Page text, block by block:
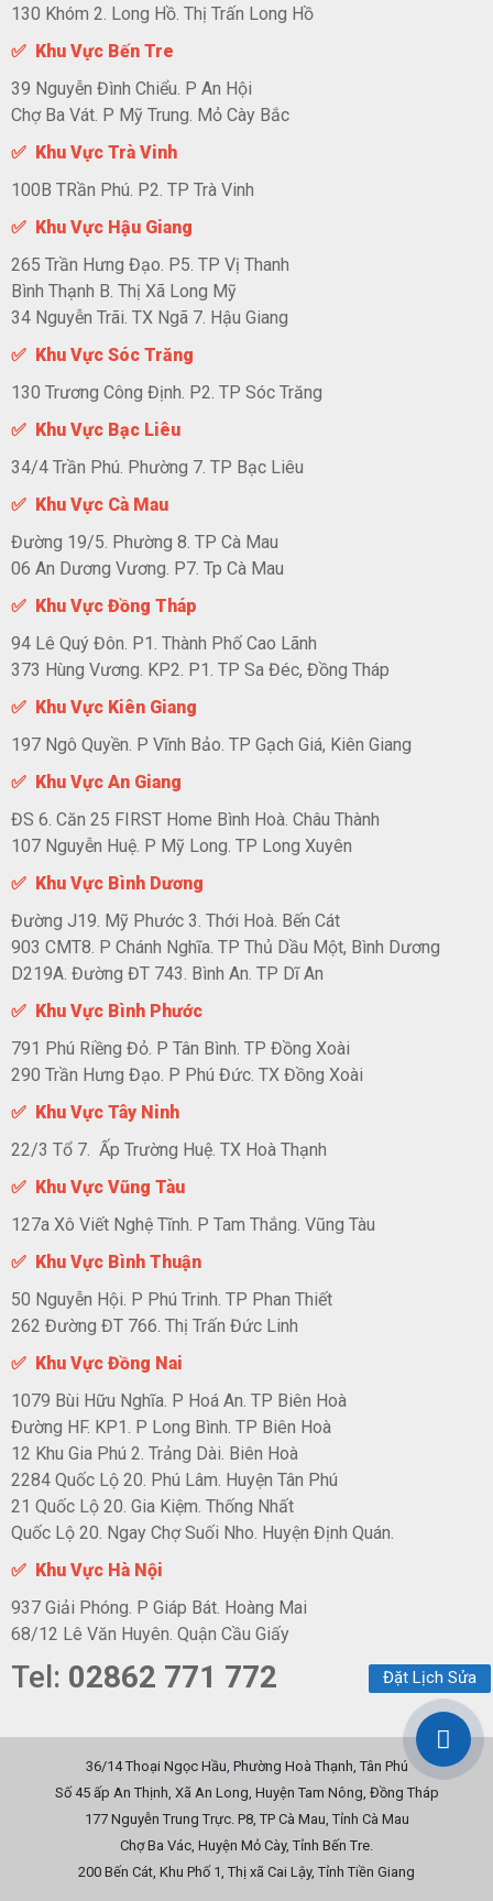
130 Khóm 2. Long Hồ. Thị Trấn Long Hồ
✅ Khu Vực Bến Tre
39 Nguyễn Đình Chiểu. P An Hội
Chợ Ba Vát. P Mỹ Trung. Mỏ Cày Bắc
✅ Khu Vực Trà Vinh
100B TRần Phú. P2. TP Trà Vinh
✅ Khu Vực Hậu Giang
265 Trần Hưng Đạo. P5. TP Vị Thanh
Bình Thạnh B. Thị Xã Long Mỹ
34 Nguyễn Trãi. TX Ngã 7. Hậu Giang
✅ Khu Vực Sóc Trăng
130 Trương Công Định. P2. TP Sóc Trăng
✅ Khu Vực Bạc Liêu
34/4 Trần Phú. Phường 7. TP Bạc Liêu
✅ Khu Vực Cà Mau
Đường 19/5. Phường 8. TP Cà Mau
06 An Dương Vương. P7. Tp Cà Mau
✅ Khu Vực Đồng Tháp
94 Lê Quý Đôn. P1. Thành Phố Cao Lãnh
373 Hùng Vương. KP2. P1. TP Sa Đéc, Đồng Tháp
✅ Khu Vực Kiên Giang
197 Ngô Quyền. P Vĩnh Bảo. TP Gạch Giá, Kiên Giang
✅ Khu Vực An Giang
ĐS 6. Căn 25 FIRST Home Bình Hoà. Châu Thành
107 Nguyễn Huệ. P Mỹ Long. TP Long Xuyên
✅ Khu Vực Bình Dương
Đường J19. Mỹ Phước 3. Thới Hoà. Bến Cát
903 CMT8. P Chánh Nghĩa. TP Thủ Dầu Một, Bình Dương
D219A. Đường ĐT 743. Bình An. TP Dĩ An
✅ Khu Vực Bình Phước
791 Phú Riềng Đỏ. P Tân Bình. TP Đồng Xoài
290 Trần Hưng Đạo. P Phú Đức. TX Đồng Xoài
✅ Khu Vực Tây Ninh
22/3 Tổ 7. Ấp Trường Huệ. TX Hoà Thạnh
✅ Khu Vực Vũng Tàu
127a Xô Viết Nghệ Tĩnh. P Tam Thắng. Vũng Tàu
✅ Khu Vực Bình Thuận
50 Nguyễn Hội. P Phú Trinh. TP Phan Thiết
262 Đường ĐT 766. Thị Trấn Đức Linh
✅ Khu Vực Đồng Nai
1079 Bùi Hữu Nghĩa. P Hoá An. TP Biên Hoà
Đường HF. KP1. P Long Bình. TP Biên Hoà
12 Khu Gia Phú 2. Trảng Dài. Biên Hoà
2284 Quốc Lộ 20. Phú Lâm. Huyện Tân Phú
21 Quốc Lộ 20. Gia Kiệm. Thống Nhất
Quốc Lộ 20. Ngay Chợ Suối Nho. Huyện Định Quán.
✅ Khu Vực Hà Nội
937 Giải Phóng. P Giáp Bát. Hoàng Mai
68/12 Lê Văn Huyên. Quận Cầu Giấy
Tel: 02862 771 772
36/14 Thoại Ngọc Hầu, Phường Hoà Thạnh, Tân Phú
Số 45 ấp An Thịnh, Xã An Long, Huyện Tam Nông, Đồng Tháp
177 Nguyễn Trung Trực. P8, TP Cà Mau, Tỉnh Cà Mau
Chợ Ba Vác, Huyện Mỏ Cày, Tỉnh Bến Tre.
200 Bến Cát, Khu Phố 1, Thị xã Cai Lậy, Tỉnh Tiền Giang
Đặt Lịch Sửa